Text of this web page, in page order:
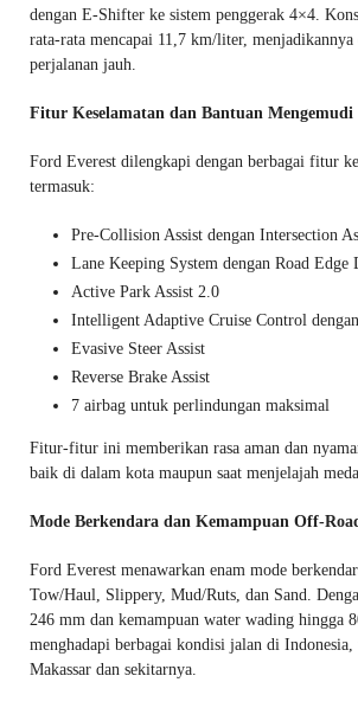
dengan E-Shifter ke sistem penggerak 4×4.
rata-rata mencapai 11,7 km/liter,
perjalanan jauh.
Fitur Keselamatan dan Bantuan Mengemudi
Ford Everest dilengkapi dengan berbagai fitur
termasuk:
Pre-Collision Assist dengan Intersection
Lane Keeping System dengan Road Edge
Active Park Assist 2.0
Intelligent Adaptive Cruise Control
Evasive Steer Assist
Reverse Brake Assist
7 airbag untuk perlindungan maksimal
Fitur-fitur ini memberikan rasa aman dan
baik di dalam kota maupun saat menjelajah
Mode Berkendara dan Kemampuan Off-
Ford Everest menawarkan enam mode
Tow/Haul, Slippery, Mud/Ruts, dan Sand.
246 mm dan kemampuan water wading hingga
menghadapi berbagai kondisi jalan di Indonesia,
Makassar dan sekitarnya.